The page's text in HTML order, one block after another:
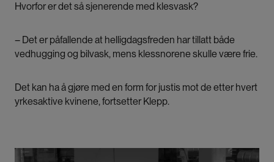
Hvorfor er det så sjenerende med klesvask?
– Det er påfallende at helligdagsfreden har tillatt både
vedhugging og bilvask, mens klessnorene skulle være frie.
Det kan ha å gjøre med en form for justis mot de etter hvert
yrkesaktive kvinene, fortsetter Klepp.
Bilde